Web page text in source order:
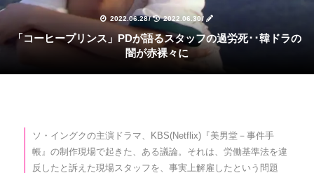
2022.06.28/ 2022.06.30/
「コーヒープリンス」PDが語るスタッフの過労死･･韓ドラの
闇が赤裸々に
ソ・イングクの主演ドラマ、KBS(Netflix)『美男堂－事件手
帳』の制作現場で起きた、ある議論。それは、労働基準法を違
反したと訴えた現場スタッフを、事実上解雇したという問題